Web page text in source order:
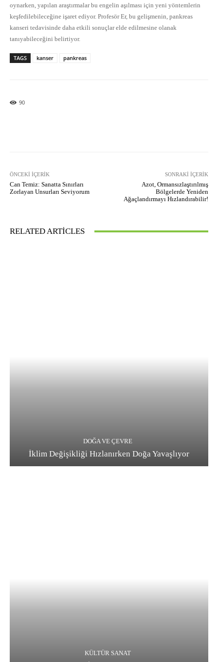
oynarken, yapılan araştırmalar bu engelin aşılması için yeni yöntemlerin
keşfedilebileceğine işaret ediyor. Profesör Er, bu gelişmenin, pankreas
kanseri tedavisinde daha etkili sonuçlar elde edilmesine olanak
tanıyabileceğini belirtiyor.
TAGS kanser pankreas
90
ÖNCEKI İÇERIK
Can Temiz: Sanatta Sınırları
Zorlayan Unsurları Seviyorum
SONRAKI İÇERIK
Azot, Ormansızlaştırılmış
Bölgelerde Yeniden
Ağaçlandırmayı Hızlandırabilir!
RELATED ARTICLES
DOĞA VE ÇEVRE
İklim Değişikliği Hızlanırken Doğa Yavaşlıyor
KÜLTÜR SANAT